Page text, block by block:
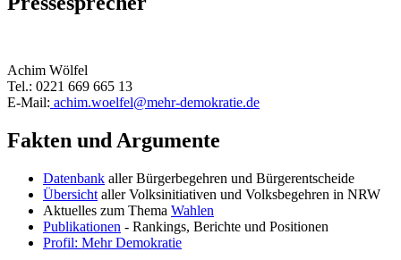
Achim Wölfel
Tel.: 0221 669 665 13
E-Mail: achim.woelfel@mehr-demokratie.de
Fakten und Argumente
Datenbank aller Bürgerbegehren und Bürgerentscheide
Übersicht aller Volksinitiativen und Volksbegehren in NRW
Aktuelles zum Thema Wahlen
Publikationen - Rankings, Berichte und Positionen
Profil: Mehr Demokratie